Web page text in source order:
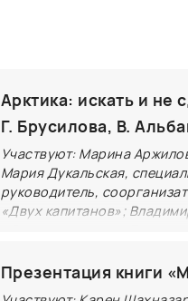
Арктика: искать и не
Г. Брусилова, В.
Участвуют: Марина
Мария Дукальская,
руководитель,
«Двух капитанов»;
Круглый стол/панельная
Презентация книги